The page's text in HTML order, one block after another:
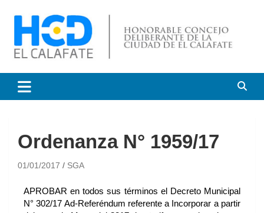
Honorable Concejo
Deliberante de El Calafate
Ordenanza N° 1959/17
01/01/2017 SGA
APROBAR en todos sus términos el Decreto Municipal
N° 302/17 Ad-Referéndum referente a Incorporar a partir